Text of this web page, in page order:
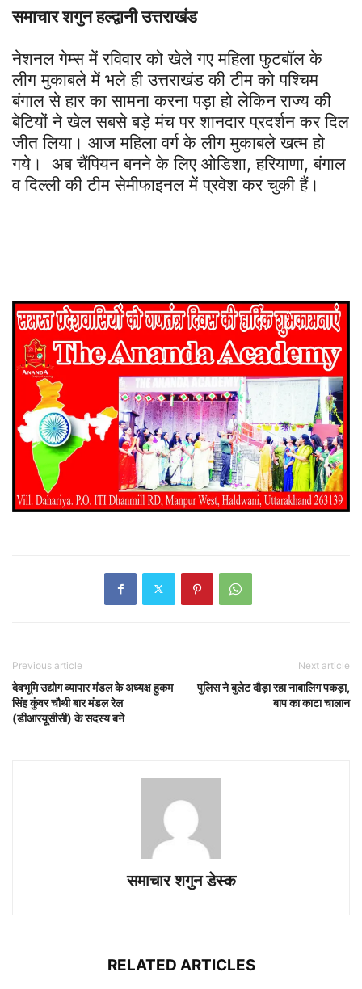
समाचार शगुन हल्द्वानी उत्तराखंड
नेशनल गेम्स में रविवार को खेले गए महिला फुटबॉल के
लीग मुकाबले में भले ही उत्तराखंड की टीम को पश्चिम
बंगाल से हार का सामना करना पड़ा हो लेकिन राज्य की
बेटियों ने खेल सबसे बड़े मंच पर शानदार प्रदर्शन कर दिल‌
जीत लिया। आज महिला वर्ग के लीग मुकाबले खत्म हो
गये। अब चैंपियन बनने के लिए ओडिशा, हरियाणा, बंगाल
व दिल्ली की टीम सेमीफाइनल में प्रवेश कर चुकी हैं।
Previous article
देवभूमि उद्योग व्यापार मंडल के अध्यक्ष हुकम
सिंह कुंवर चौथी बार मंडल रेल
(डीआरयूसीसी) के सदस्य बने
Next article
पुलिस ने बुलेट दौड़ा रहा नाबालिग पकड़ा,
बाप का काटा चालान
समाचार शगुन डेस्क
RELATED ARTICLES